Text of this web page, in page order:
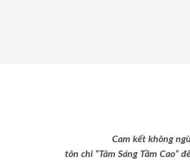
Cam kết không
tôn chỉ “Tâm Sáng Tầm Cao”